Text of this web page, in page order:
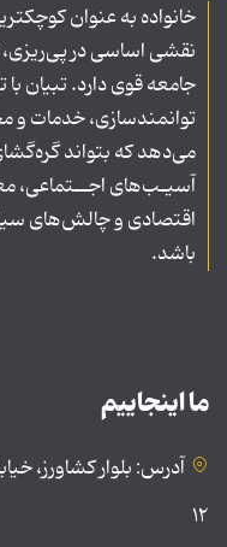
خانواده به عنوان
نقشی اساسی در
جامعه قوی دارد. تبیان
توانمندسازی، خدمات و
می‌دهد که بتواند
آسیـب‌های
اقتصادی و چالش‌های
باشد.
ما اینجاییم
آدرس: بلوار کشاورز،
۱۲